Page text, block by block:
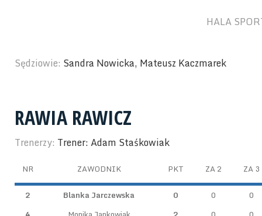
HALA
Sędziowie: Sandra Nowicka, Mateusz Kaczmarek
RAWIA RAWICZ
Trenerzy: Trener: Adam Staśkowiak
NR ZAWODNIK PKT ZA 2 ZA 3
2 Blanka Jarczewska 0 0
0